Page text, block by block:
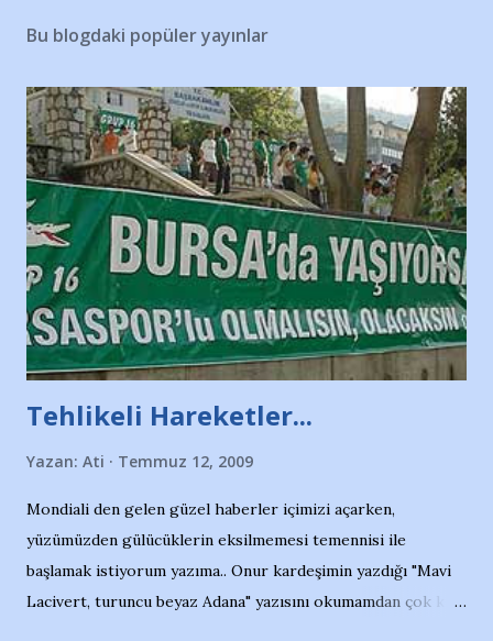
Bu blogdaki popüler yayınlar
Tehlikeli Hareketler...
Yazan: Ati Temmuz 12, 2009
Mondiali den gelen güzel haberler içimizi açarken,
yüzümüzden gülücüklerin eksilmemesi temennisi ile
başlamak istiyorum yazıma.. Onur kardeşimin yazdığı "Mavi
Lacivert, turuncu beyaz Adana" yazısını okumamdan çok kısa